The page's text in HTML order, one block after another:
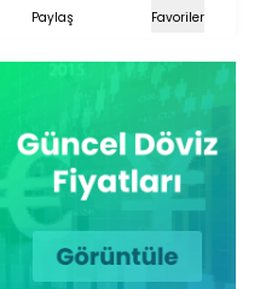
Paylaş Favoriler